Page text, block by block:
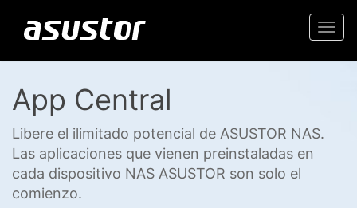
App Central
Libere el ilimitado potencial de ASUSTOR NAS.
Las aplicaciones que vienen preinstaladas en
cada dispositivo NAS ASUSTOR son solo el
comienzo.